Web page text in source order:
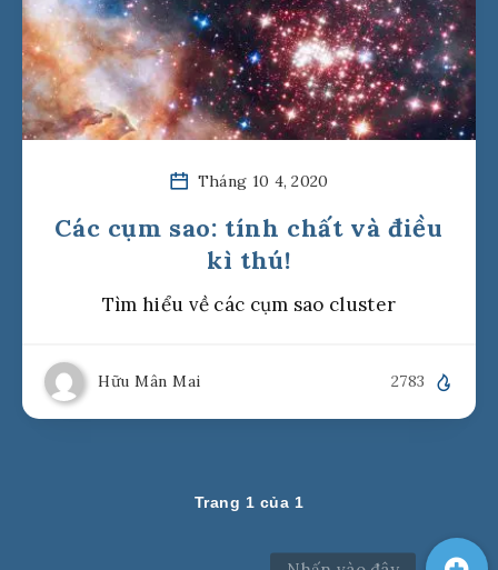
Tháng 10 4, 2020
Các cụm sao: tính chất và điều
kì thú!
Tìm hiểu về các cụm sao cluster
Hữu Mân Mai 2783
Trang 1 của 1